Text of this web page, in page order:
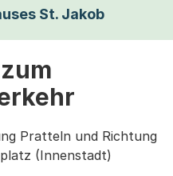
St. Jakob
Pratteln und Richtung
(Innenstadt)